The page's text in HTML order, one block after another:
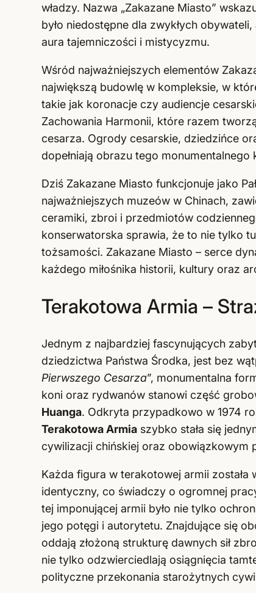
władzy. Nazwa „Zakazane Miasto”
było niedostępne dla zwykłych
aura tajemniczości i mistycyzmu.
Wśród najważniejszych elementów
największą budowlę w kompleksie, w
takie jak koronacje czy audiencje
Zachowania Harmonii, które razem
cesarza. Ogrody cesarskie, dziedzińce
dopełniają obrazu tego monumentalnego
Dziś Zakazane Miasto funkcjonuje jako
najważniejszych muzeów w Chinach,
ceramiki, zbroi i przedmiotów
konserwatorska sprawia, że to nie tylko
tożsamości. Zakazane Miasto – serce
każdego miłośnika historii, kultury oraz
Terakotowa Armia –
Jednym z najbardziej fascynujących
dziedzictwa Państwa Środka, jest bez
Pierwszego Cesarza”, monumentalna
koni oraz rydwanów stanowi część
Huanga. Odkryta przypadkowo w 1974
Terakotowa Armiaszybko stała się
cywilizacji chińskiej oraz obowiązkowym
Każda figura w terakotowej armii została
identyczny, co świadczy o ogromnej
tej imponującej armii było nie tylko
jego potęgi i autorytetu. Znajdujące się
oddają złożoną strukturę dawnych sił
nie tylko odzwierciedlają osiągnięcia
polityczne przekonania starożytnych